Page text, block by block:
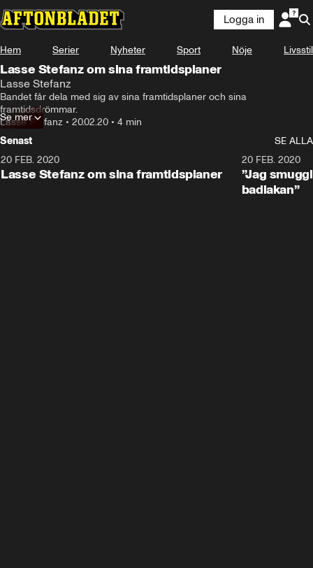
Logga in
Hem Serier Nyheter Sport Nöje Livsstil
Lasse Stefanz om sina framtidsplaner
Lasse Stefanz
Bandet får dela med sig av sina framtidsplaner och sina
framtidsdrömmar.
Lasse Stefanz • 20.02.20 • 4 min
Se mer
Senast
SE ALLA
20 FEB. 2020
Lasse Stefanz om sina framtidsplaner
20 FEB. 2020
”Jag
badlakan”